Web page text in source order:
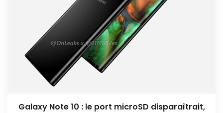
Galaxy Note 10 : le port microSD disparaîtrait,